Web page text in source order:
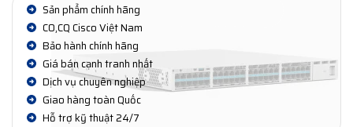
Sản phẩm chính hãng
CO,CQ Cisco Việt Nam
Bảo hành chính hãng
Giá bán cạnh tranh nhất
Dịch vụ chuyên nghiệp
Giao hàng toàn Quốc
Hỗ trợ kỹ thuật 24/7